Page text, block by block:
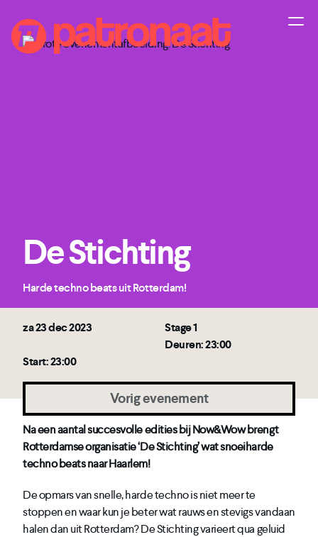
De Stichting
Harde techno beats uit Rotterdam!
za 23 dec 2023
Stage 1
Deuren: 23:00
Start: 23:00
Vorig evenement
Na een aantal succesvolle edities bij Now&Wow brengt
Rotterdamse organisatie ‘De Stichting’ wat snoeiharde
techno beats naar Haarlem!
De opmars van snelle, harde techno is niet meer te
stoppen en waar kun je beter wat rauws en stevigs vandaan
halen dan uit Rotterdam? De Stichting varieert qua geluid